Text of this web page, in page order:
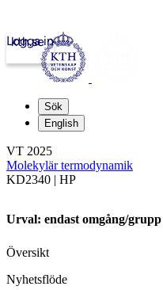
kth.se
Logga in
Sök
English
VT 2025
Molekylär termodynamik
KD2340 | HP
Urval: endast omgång/grupp
Översikt
Nyhetsflöde